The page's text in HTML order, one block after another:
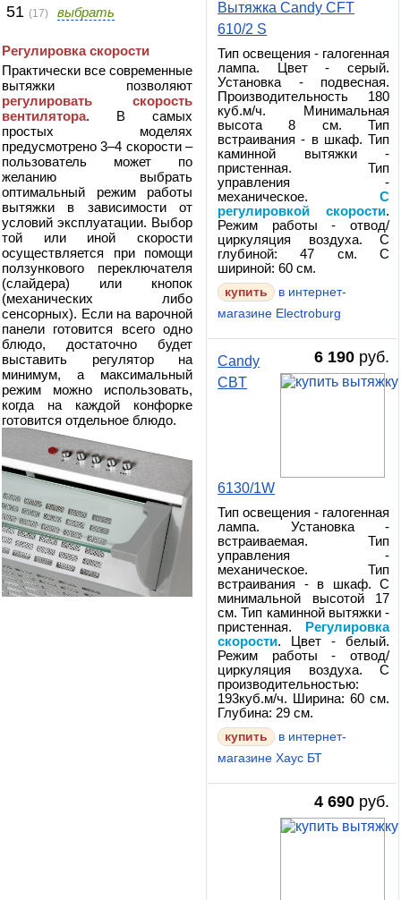
51 (17) выбрать
Регулировка скорости
Практически все современные
вытяжки позволяют
регулировать скорость
вентилятора. В самых
простых моделях
предусмотрено 3–4 скорости –
пользователь может по
желанию выбрать
оптимальный режим работы
вытяжки в зависимости от
условий эксплуатации. Выбор
той или иной скорости
осуществляется при помощи
ползункового переключателя
(слайдера) или кнопок
(механических либо
сенсорных). Если на варочной
панели готовится всего одно
блюдо, достаточно будет
выставить регулятор на
минимум, а максимальный
режим можно использовать,
когда на каждой конфорке
готовится отдельное блюдо.
Вытяжка Candy CFT
610/2 S
Тип освещения - галогенная
лампа. Цвет - серый.
Установка - подвесная.
Производительность 180
куб.м/ч. Минимальная
высота 8 см. Тип
встраивания - в шкаф. Тип
каминной вытяжки -
пристенная. Тип
управления -
механическое.С
регулировкой скорости.
Режим работы - отвод/
циркуляция воздуха. С
глубиной: 47 см. С
шириной: 60 см.
в интернет-
магазине Electroburg
6 190 руб.
Candy
CBT
6130/1W
Тип освещения - галогенная
лампа. Установка -
встраиваемая. Тип
управления -
механическое. Тип
встраивания - в шкаф. С
минимальной высотой 17
см. Тип каминной вытяжки -
пристенная.
Регулировка
скорости. Цвет - белый.
Режим работы - отвод/
циркуляция воздуха. С
производительностью:
193куб.м/ч. Ширина: 60 см.
Глубина: 29 см.
в интернет-
магазине Хаус БТ
4 690 руб.